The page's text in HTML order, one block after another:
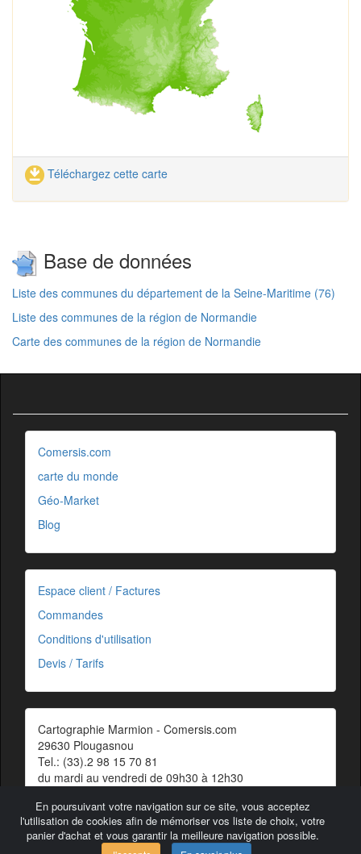
Téléchargez cette carte
Base de données
Liste des communes du département de la Seine-Maritime (76)
Liste des communes de la région de Normandie
Carte des communes de la région de Normandie
En poursuivant votre navigation sur ce site, vous acceptez
l'utilisation de cookies afin de mémoriser vos liste de choix, votre
panier d'achat et vous garantir la meilleure navigation possible.
Comersis.com
carte du monde
Géo-Market
Blog
Espace client / Factures
Commandes
Conditions d'utilisation
Devis / Tarifs
Cartographie Marmion - Comersis.com
29630 Plougasnou
Tel.: (33).2 98 15 70 81
du mardi au vendredi de 09h30 à 12h30
Contact